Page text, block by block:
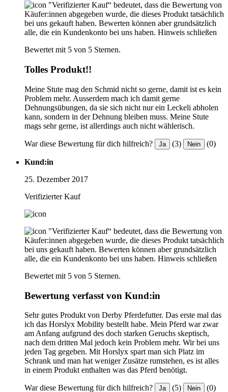
"Verifizierter Kauf“ bedeutet, dass die Bewertung von
Käufer:innen abgegeben wurde, die dieses Produkt tatsächlich
bei uns gekauft haben. Bewerten können aber grundsätzlich
alle, die ein Kundenkonto bei uns haben. Hinweis schließen
Bewertet mit 5 von 5 Sternen.
Tolles Produkt!!
Meine Stute mag den Schmid nicht so gerne, damit ist es kein
Problem mehr. Ausserdem mach ich damit gerne
Dehnungsübungen, da sie sich nicht nur ein Leckeli abholen
kann, sondern in der Dehnung bleiben muss. Meine Stute
mags sehr gerne, ist allerdings auch nicht wählerisch.
War diese Bewertung für dich hilfreich? Ja (3) Nein (0)
Kund:in
25. Dezember 2017
Verifizierter Kauf
"Verifizierter Kauf“ bedeutet, dass die Bewertung von
Käufer:innen abgegeben wurde, die dieses Produkt tatsächlich
bei uns gekauft haben. Bewerten können aber grundsätzlich
alle, die ein Kundenkonto bei uns haben. Hinweis schließen
Bewertet mit 5 von 5 Sternen.
Bewertung verfasst von Kund:in
Sehr gutes Produkt von Derby Pferdefutter. Das erste mal das
ich das Horslyx Mobility bestellt habe. Mein Pferd war zwar
am Anfang aufgrund des doch starken Geruchs skeptisch,
nach dem dritten Mal jedoch kein Problem mehr. Wir bei uns
jeden Tag gegeben. Mit Horslyx spart man sich Platz im
Schrank und man hat weniger Zusätze rumstehen, es ist alles
in einem Produkt enthalten was das Pferd benötigt.
War diese Bewertung für dich hilfreich? Ja (5) Nein (0)